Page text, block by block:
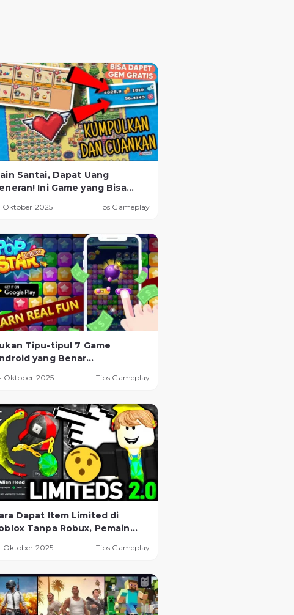
Santai, Dapat Uang
Ini Game yang Bisa
Oktober 2025 Tips Gameplay
Tipu-tipu! 7 Game
yang Benar
Legal
Oktober 2025 Tips Gameplay
Dapat Item Limited di
Tanpa Robux, Pemain
Oktober 2025 Tips Gameplay